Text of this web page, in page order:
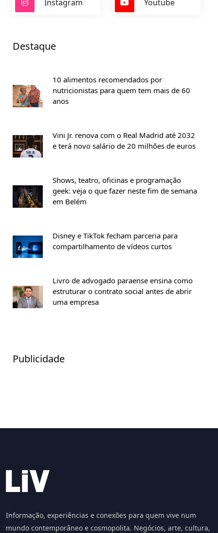
Instagram Youtube
Destaque
10 alimentos recomendados por
nutricionistas para quem tem mais de 60
anos
Vini Jr. renova com o Real Madrid até 2032
e terá novo salário de 20 milhões de euros
Shows, teatro, oficinas e programação
geek: veja o que fazer neste fim de semana
em Belém
Disney e TikTok fecham parceria para
compartilhamento de vídeos curtos
Livro de advogado paraense ensina como
estruturar o contrato social antes de abrir
uma empresa
Publicidade
Informação, experiências e conexões para quem vive num
mundo contemporâneo e cosmopolita. Negócios, arte, cultura,